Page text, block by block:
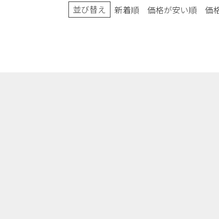
並び替え 新着順 価格が安い順 価